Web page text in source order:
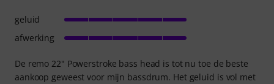
De remo 22" Powerstroke bass head is tot nu toe de beste
aankoop geweest voor mijn bassdrum. Het geluid is vol met
geluid
afwerking